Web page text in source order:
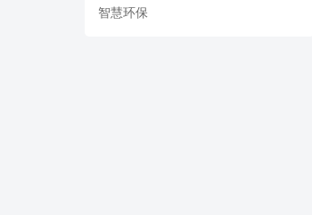
智慧环保